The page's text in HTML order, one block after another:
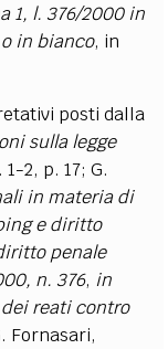
1, l. 376/2000 in
in bianco, in
posti dalla
sulla legge
2, p. 17; G.
in materia di
e diritto
penale
n. 376, in
reati contro
Fornasari,